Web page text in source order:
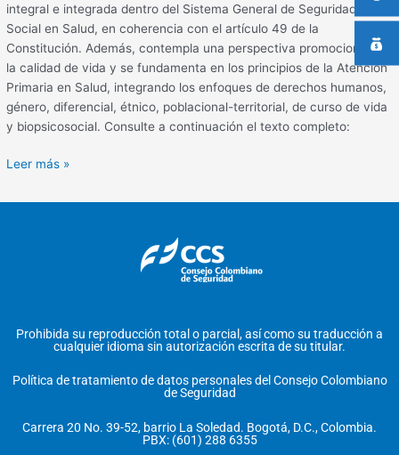
integral e integrada dentro del Sistema General de Seguridad
Social en Salud, en coherencia con el artículo 49 de la
Constitución. Además, contempla una perspectiva promocional de
la calidad de vida y se fundamenta en los principios de la Atención
Primaria en Salud, integrando los enfoques de derechos humanos,
género, diferencial, étnico, poblacional-territorial, de curso de vida
y biopsicosocial. Consulte a continuación el texto completo:
Leer más »
Prohibida su reproducción total o parcial, así como su traducción a
cualquier idioma sin autorización escrita de su titular.
Política de tratamiento de datos personales del Consejo Colombiano
de Seguridad
Carrera 20 No. 39-52, barrio La Soledad. Bogotá, D.C., Colombia.
PBX: (601) 288 6355